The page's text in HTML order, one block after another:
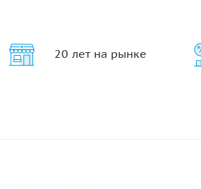
20 лет на рынке